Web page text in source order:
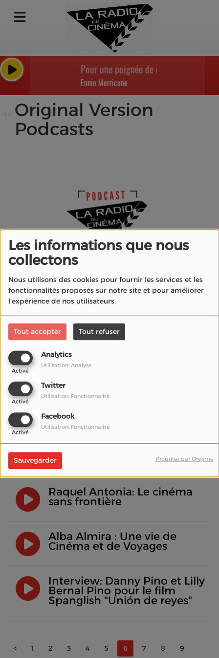
Les informations que nous
collectons
Nous utilisons des cookies pour fournir les services et les
fonctionnalités proposés sur notre site et pour améliorer
l'expérience de nos utilisateurs.
Tout accepter Tout refuser
Analytics
Activé
Utilisation: Analyse
Twitter
Activé
Utilisation: Fonctionnalité
Facebook
Activé
Utilisation: Fonctionnalité
Sauvegarder Propulsé par Orejime
Pour une poignée de dollars: Titoli
Ennio Morricone
Original Version
Podcasts
La Radio du Cinémapresents podcasts and
interviews with filmmakers, actors, composers,
producers and cinema professionals.
Available for free streaming and download, these
conversations explore film, music, festivals and the
creative stories behind the screen.
Campbel vous présente
'Pivot', Un puissant message
2023: l'arrivée des films de
genre
Raquel Antonia: Le cinéma
sans frontière
Alba Almira : Une vie de
Cinéma et de Voyages
Interview: Danny Pino et Lilly
Bernal Pino pour le film
Spanglish "Unión de reyes"
< 1 2 3 4 5 6 7 8 9